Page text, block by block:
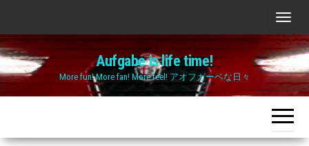
the
content
ナ
ビ
ゲ
ー
シ
ョ
ン
Aufgabe is life time!
More fun! More fan! More feel! アオフガーベな日々